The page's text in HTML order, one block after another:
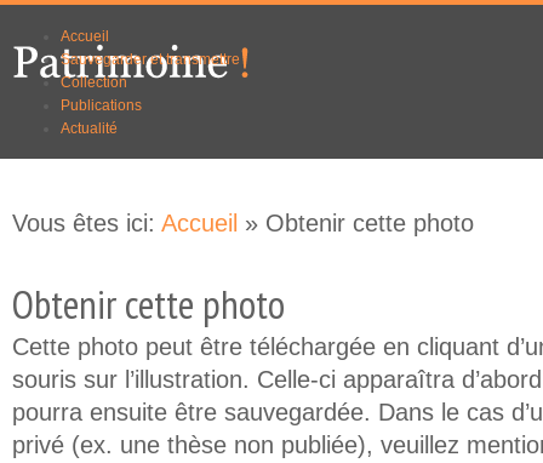
principal
navigationAccueil
Sauvegarder et transmettre
Collection
Publications
Actualité
Vous êtes ici: Accueil » Obtenir cette photo
Obtenir cette photo
Cette photo peut être téléchargée en cliquant
souris sur l’illustration. Celle-ci apparaîtra
pourra ensuite être sauvegardée. Dans le cas
privé (ex. une thèse non publiée), veuillez